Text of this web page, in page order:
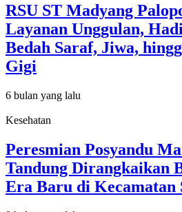
RSU ST Madyang
Layanan Unggulan,
Bedah Saraf, Jiwa,
Gigi
6 bulan yang lalu
Kesehatan
Peresmian Posyandu
Tandung Dirangkaikan
Era Baru di Kecamatan